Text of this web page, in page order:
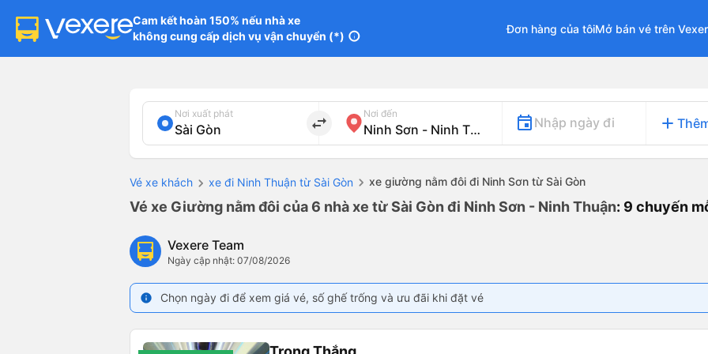
Cam kết hoàn 150% nếu nhà xe
không cung cấp dịch vụ vận chuyển (*) info
Đơn hàng của tôiMở bán vé trên
Nơi xuất phát
import_export
Nơi đến
Nhập ngày đi add
Vé xe khách xe đi Ninh Thuận từ Sài Gòn xe giường nằm đôi đi Ninh Sơn từ Sài Gòn
Vé xe Giường nằm đôi của 6 nhà xe từ Sài Gòn đi Ninh Sơn - Ninh Thuận: 9 chuyến
Vexere Team
Ngày cập nhật: 07/08/2026
info Chọn ngày đi để xem giá vé, số ghế trống và ưu đãi khi đặt vé